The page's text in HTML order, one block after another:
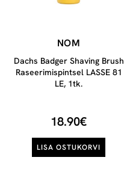
NOM
Dachs Badger Shaving Brush
Raseerimispintsel LASSE 81
LE, 1tk.
18.90€
LISA OSTUKORVI